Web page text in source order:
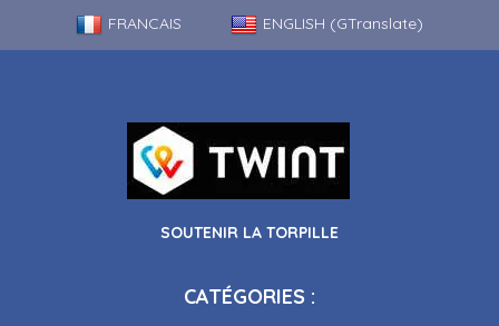
FRANCAIS
ENGLISH (GTranslate)
SOUTENIR LA TORPILLE
CATÉGORIES :